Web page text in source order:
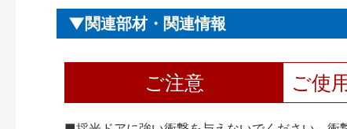
関連部材・関連情報
ご注意 ご使